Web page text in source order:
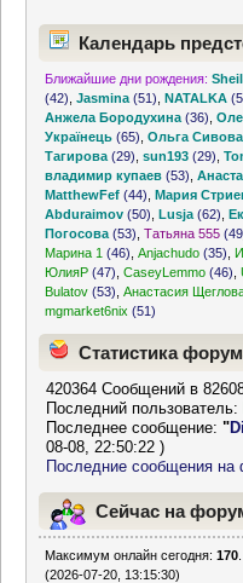
Календарь
Ближайшие дни рождения:
(42) ,Jasmina (51) ,NATALKA
Анжела Бородухина (36) ,
Українець (65) ,Ольга Сивова
Тагирова (29) ,sun193 (29) ,
владимир купаев (53) ,
MatthewFef (44) ,Мария
Abduraimov (50) ,Lusja (62) ,
Погосова (53) ,Татьяна 555
Марина 1 (46) ,Anjachudo (35)
ЮлияР (47) ,CaseyLemmo (46) ,
Bulatov (53) ,Анастасия
mgmarket6nix (51)
Статистика
420364 Сообщений в
Последний пользователь:
Последнее сообщение:"
08-08, 22:50:22 )
Последние сообщения на
Сейчас на
Максимум онлайн сегодня:170
(2026-07-20, 13:15:30)